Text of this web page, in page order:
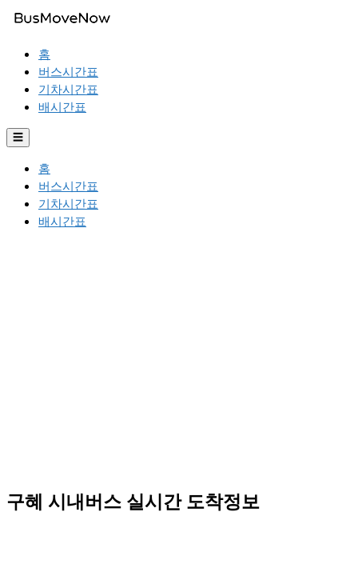
홈
버스시간표
기차시간표
배시간표
☰
홈
버스시간표
기차시간표
배시간표
구혜 시내버스 실시간 도착정보